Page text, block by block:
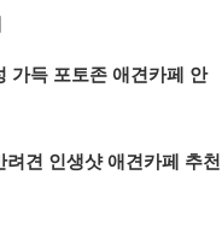
가득 포토존 애견카페 안
려견 인생샷 애견카페 추천